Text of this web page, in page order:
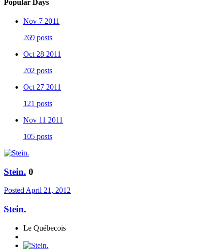
Popular Days
Nov 7 2011
269 posts
Oct 28 2011
202 posts
Oct 27 2011
121 posts
Nov 11 2011
105 posts
Stein. 0
Posted April 21, 2012
Stein.
Le Québecois